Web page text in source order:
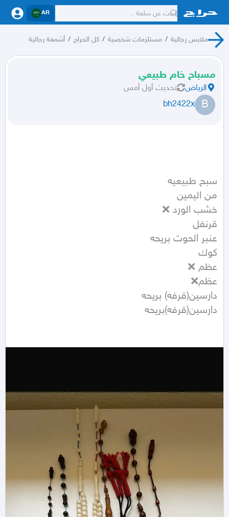
AR
ملابس رجالية / مستلزمات شخصية / كل الحراج / أشمغة رجالية
مسباح خام طبيعي
الرياض تحديث أول أمس
B
bh2422x
دارسين(قرفه)بريحه